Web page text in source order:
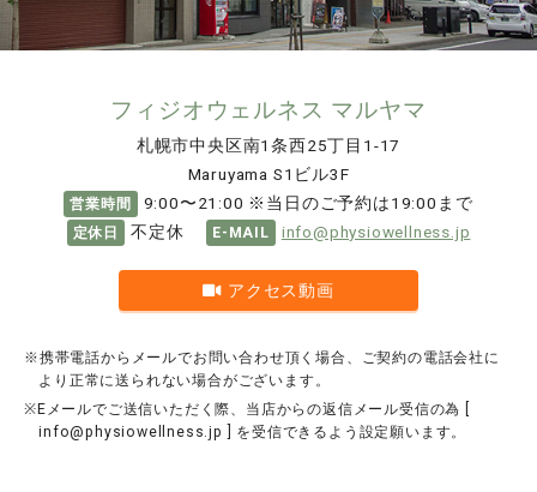
フィジオウェルネス マルヤマ
札幌市中央区南1条西25丁目1-17
Maruyama S1ビル3F
営業時間 9:00〜21:00 ※当日のご予約は19:00まで
定休日 不定休 E-MAIL info@physiowellness.jp
アクセス動画
※携帯電話からメールでお問い合わせ頂く場合、ご契約の電話会社に
より正常に送られない場合がございます。
※Eメールでご送信いただく際、当店からの返信メール受信の為 [
info@physiowellness.jp
] を受信できるよう設定願います。